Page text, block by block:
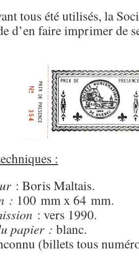
tous été utilisés, la
d’en faire imprimer de
:
: Boris Maltais.
: 100 mm x 64 mm.
: vers 1990.
papier : blanc.
(billets tous